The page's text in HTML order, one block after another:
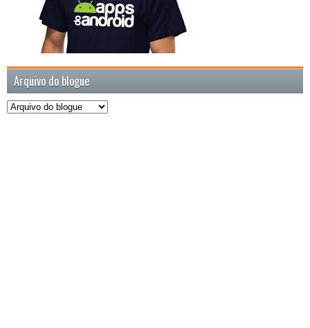
Arquivo do blogue